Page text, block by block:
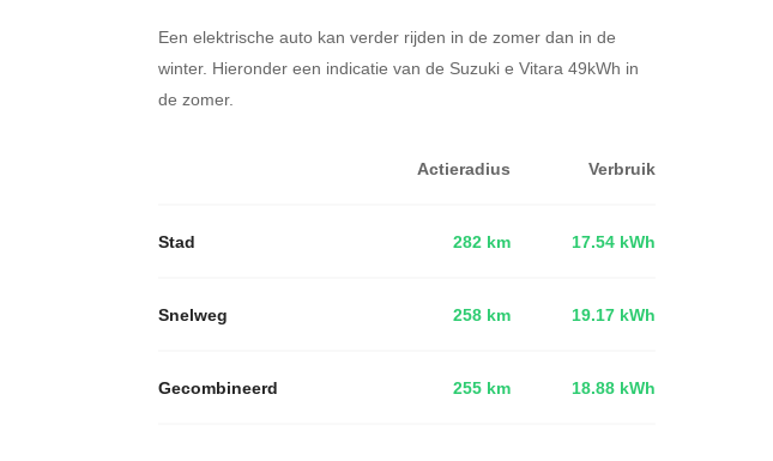
Een elektrische auto kan verder rijden in de zomer dan in de
winter. Hieronder een indicatie van de Suzuki e Vitara 49kWh in
de zomer.
Actieradius Verbruik
Stad 282 km 17.54 kWh
Snelweg 258 km 19.17 kWh
Gecombineerd 255 km 18.88 kWh